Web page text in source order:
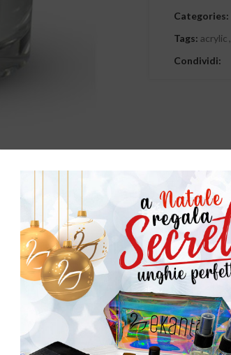
Categories:
Tags: acrylic ,
Condividi:
INFORMATION REVIEWS (0)